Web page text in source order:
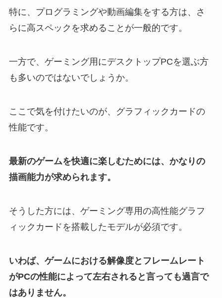
特に、プログラミングや動画編集をする方は、さ
らに高スペックを求めることが一般的です。
一方で、ゲーミング用にデスクトップPCを選ぶ方
も多いのではないでしょうか。
ここで気を付けたいのが、グラフィックカードの
性能です。
最新のゲームを快適に楽しむためには、かなりの
描画能力が求められます。
そうした方には、ゲーミング専用の高性能グラフ
ィックカードを搭載したモデルが必須です。
いわば、ゲームにおける解像度とフレームレート
がPCの性能によって左右されると言っても過言で
はありません。